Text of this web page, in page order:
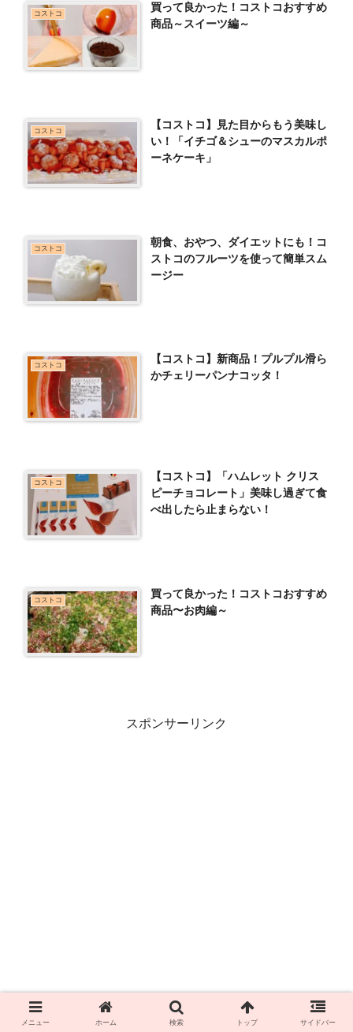
コストコ
買って良かった！コストコおすすめ
商品～スイーツ編～
コストコ
【コストコ】見た目からもう美味し
い！「イチゴ＆シューのマスカルポ
ーネケーキ」
コストコ
朝食、おやつ、ダイエットにも！コ
ストコのフルーツを使って簡単スム
ージー
コストコ
【コストコ】新商品！プルプル滑ら
かチェリーパンナコッタ！
コストコ
【コストコ】「ハムレット クリス
ピーチョコレート」美味し過ぎて食
べ出したら止まらない！
コストコ
買って良かった！コストコおすすめ
商品〜お肉編～
スポンサーリンク
メニュー ホーム 検索 トップ サイドバー